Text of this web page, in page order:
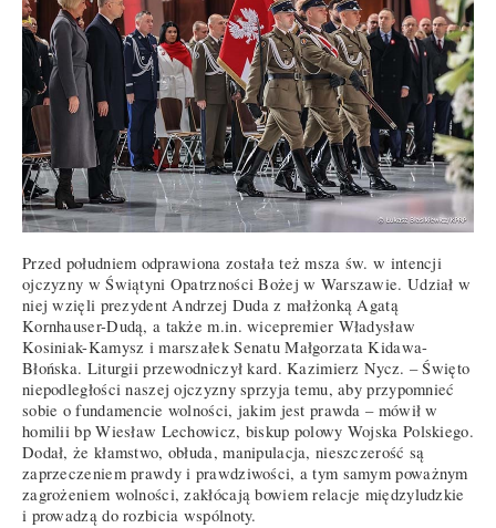
Przed południem odprawiona została też msza św. w intencji
ojczyzny w Świątyni Opatrzności Bożej w Warszawie. Udział w
niej wzięli prezydent Andrzej Duda z małżonką Agatą
Kornhauser-Dudą, a także m.in. wicepremier Władysław
Kosiniak-Kamysz i marszałek Senatu Małgorzata Kidawa-
Błońska. Liturgii przewodniczył kard. Kazimierz Nycz. – Święto
niepodległości naszej ojczyzny sprzyja temu, aby przypomnieć
sobie o fundamencie wolności, jakim jest prawda – mówił w
homilii bp Wiesław Lechowicz, biskup polowy Wojska Polskiego.
Dodał, że kłamstwo, obłuda, manipulacja, nieszczerość są
zaprzeczeniem prawdy i prawdziwości, a tym samym poważnym
zagrożeniem wolności, zakłócają bowiem relacje międzyludzkie
i prowadzą do rozbicia wspólnoty.